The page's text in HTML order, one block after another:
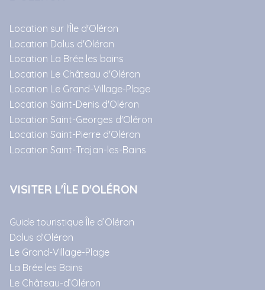
Location sur l'Île d'Oléron
Location Dolus d'Oléron
Location La Brée les bains
Location Le Château d'Oléron
Location Le Grand-Village-Plage
Location Saint-Denis d'Oléron
Location Saint-Georges d'Oléron
Location Saint-Pierre d'Oléron
Location Saint-Trojan-les-Bains
VISITER L'ÎLE D'OLÉRON
Guide touristique Île d’Oléron
Dolus d’Oléron
Le Grand-Village-Plage
La Brée les Bains
Le Château-d’Oléron